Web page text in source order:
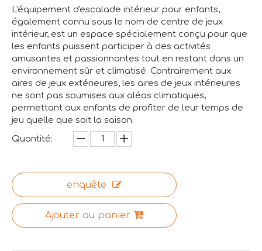
L'équipement d'escalade intérieur pour enfants,
également connu sous le nom de centre de jeux
intérieur, est un espace spécialement conçu pour que
les enfants puissent participer à des activités
amusantes et passionnantes tout en restant dans un
environnement sûr et climatisé. Contrairement aux
aires de jeux extérieures, les aires de jeux intérieures
ne sont pas soumises aux aléas climatiques,
permettant aux enfants de profiter de leur temps de
jeu quelle que soit la saison.
Quantité:
enquête
Ajouter au panier